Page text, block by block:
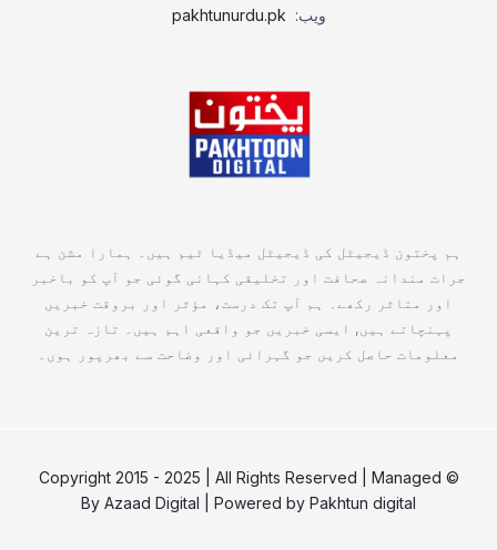
ویب:
ہم پختون ڈیجیٹل کی ڈیجیٹل میڈیا ٹیم ہیں۔ ہمارا مشن ہے
جرات مندانہ صحافت اور تخلیقی کہانی گوئی جو آپ کو باخبر
اور متاثر رکھے۔ ہم آپ تک درست، مؤثر اور بروقت خبریں
پہنچاتے ہیں, ایسی خبریں جو واقعی اہم ہیں۔ تازہ ترین
معلومات حاصل کریں جو گہرائی اور وضاحت سے بھرپور ہوں۔
© Copyright 2015 - 2025 | All Rights Reserved | Managed
By Azaad Digital | Powered by Pakhtun digital